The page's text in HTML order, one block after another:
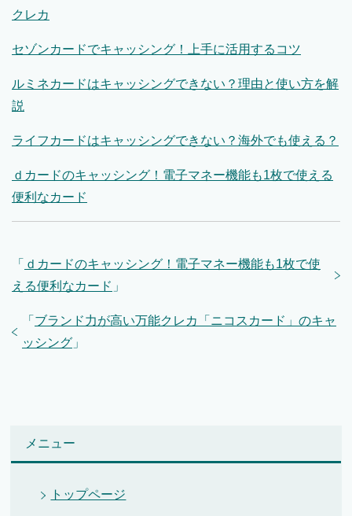
クレカ
セゾンカードでキャッシング！上手に活用するコツ
ルミネカードはキャッシングできない？理由と使い方を解
説
ライフカードはキャッシングできない？海外でも使える？
ｄカードのキャッシング！電子マネー機能も1枚で使える
便利なカード
「 ｄカードのキャッシング！電子マネー機能も1枚で使
える便利なカード 」
「 ブランド力が高い万能クレカ「ニコスカード」のキャ
ッシング 」
メニュー
トップページ